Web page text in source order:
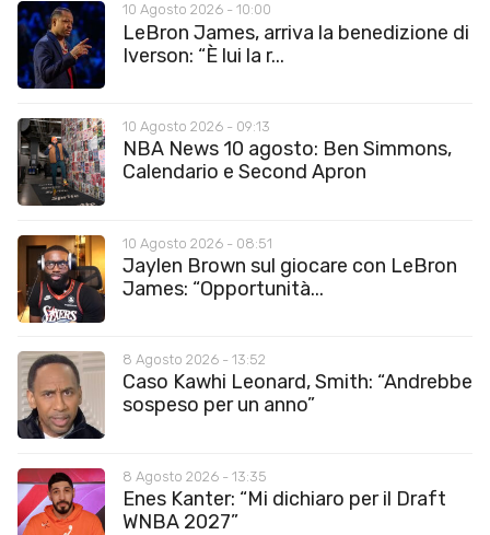
10 Agosto 2026 - 10:00
LeBron James, arriva la benedizione di
Iverson: “È lui la r...
10 Agosto 2026 - 09:13
NBA News 10 agosto: Ben Simmons,
Calendario e Second Apron
10 Agosto 2026 - 08:51
Jaylen Brown sul giocare con LeBron
James: “Opportunità...
8 Agosto 2026 - 13:52
Caso Kawhi Leonard, Smith: “Andrebbe
sospeso per un anno”
8 Agosto 2026 - 13:35
Enes Kanter: “Mi dichiaro per il Draft
WNBA 2027”